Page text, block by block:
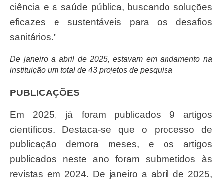
ciência e a saúde pública, buscando soluções
eficazes e sustentáveis para os desafios
sanitários.”
De janeiro a abril de 2025, estavam em andamento na
instituição um total de 43 projetos de pesquisa
PUBLICAÇÕES
Em 2025, já foram publicados 9 artigos
científicos. Destaca-se que o processo de
publicação demora meses, e os artigos
publicados neste ano foram submetidos às
revistas em 2024. De janeiro a abril de 2025,